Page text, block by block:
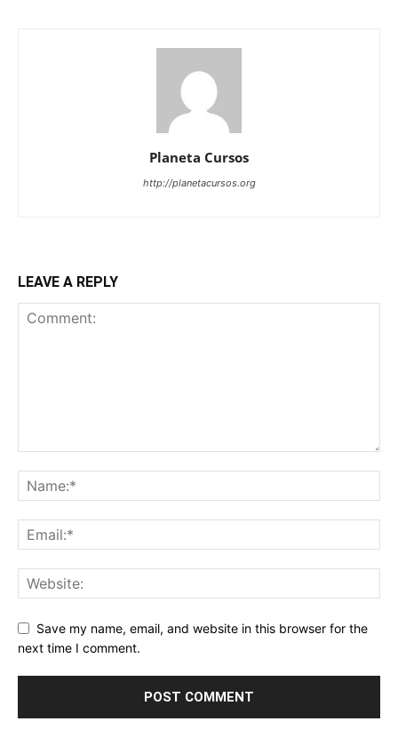
Planeta Cursos
http://planetacursos.org
LEAVE A REPLY
Save my name, email, and website in this browser for the
next time I comment.